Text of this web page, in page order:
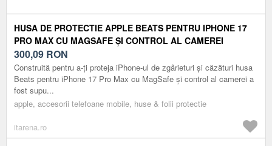
HUSA DE PROTECTIE APPLE BEATS PENTRU IPHONE 17
PRO MAX CU MAGSAFE ȘI CONTROL AL CAMEREI
GRANITE GRAY
300,09 RON
Construită pentru a-ți proteja iPhone-ul de zgârieturi și căzături husa
Beats pentru iPhone 17 Pro Max cu MagSafe și control al camerei a
fost supu...
apple, accesorii telefoane mobile, huse & folii protectie
itarena.ro